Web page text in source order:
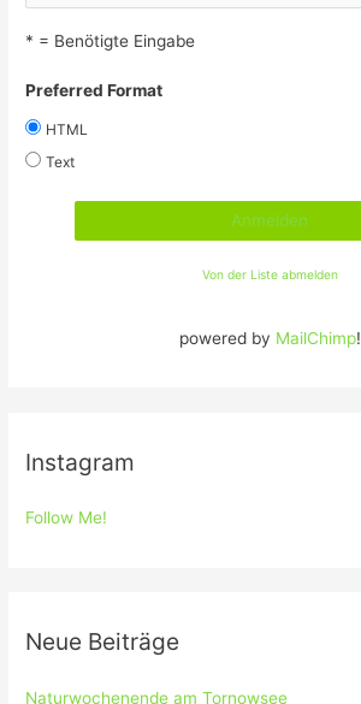
* = Benötigte Eingabe
Preferred Format
HTML
Text
Von der Liste abmelden
powered by MailChimp!
Instagram
Follow Me!
Neue Beiträge
Naturwochenende am Tornowsee